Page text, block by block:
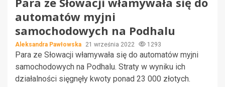
automatów myjni
samochodowych na Podhalu
Aleksandra Pawłowska 21 września 2022 1293
Para ze Słowacji włamywała się do automatów myjni
samochodowych na Podhalu. Straty w wyniku ich
działalności sięgnęły kwoty ponad 23 000 złotych.